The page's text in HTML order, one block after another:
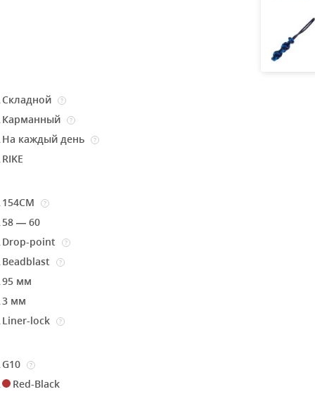
Складной ?
Карманный ?
На каждый день ?
RIKE
154CM ?
58 — 60
Drop-point ?
Beadblast ?
95 мм
3 мм
Liner-lock ?
G10 ?
Red-Black